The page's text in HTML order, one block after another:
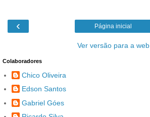
‹ Página inicial
Ver versão para a web
Colaboradores
Chico Oliveira
Edson Santos
Gabriel Góes